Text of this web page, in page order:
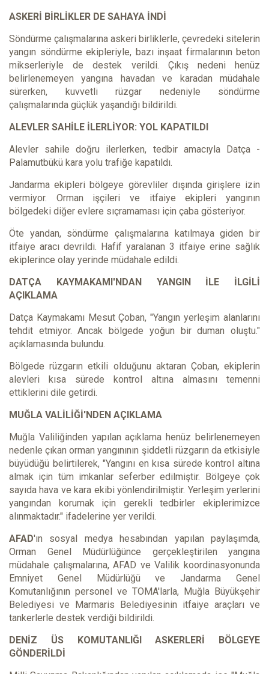
ASKERİ BİRLİKLER DE SAHAYA İNDİ
Söndürme çalışmalarına askeri birliklerle, çevredeki sitelerin
yangın söndürme ekipleriyle, bazı inşaat firmalarının beton
mikserleriyle de destek verildi. Çıkış nedeni henüz
belirlenemeyen yangına havadan ve karadan müdahale
sürerken, kuvvetli rüzgar nedeniyle söndürme
çalışmalarında güçlük yaşandığı bildirildi.
ALEVLER SAHİLE İLERLİYOR: YOL KAPATILDI
Alevler sahile doğru ilerlerken, tedbir amacıyla Datça -
Palamutbükü kara yolu trafiğe kapatıldı.
Jandarma ekipleri bölgeye görevliler dışında girişlere izin
vermiyor. Orman işçileri ve itfaiye ekipleri yangının
bölgedeki diğer evlere sıçramaması için çaba gösteriyor.
Öte yandan, söndürme çalışmalarına katılmaya giden bir
itfaiye aracı devrildi. Hafif yaralanan 3 itfaiye erine sağlık
ekiplerince olay yerinde müdahale edildi.
DATÇA KAYMAKAMI'NDAN YANGIN İLE İLGİLİ
AÇIKLAMA
Datça Kaymakamı Mesut Çoban, "Yangın yerleşim alanlarını
tehdit etmiyor. Ancak bölgede yoğun bir duman oluştu."
açıklamasında bulundu.
Bölgede rüzgarın etkili olduğunu aktaran Çoban, ekiplerin
alevleri kısa sürede kontrol altına almasını temenni
ettiklerini dile getirdi.
MUĞLA VALİLİĞİ'NDEN AÇIKLAMA
Muğla Valiliğinden yapılan açıklama henüz belirlenemeyen
nedenle çıkan orman yangınının şiddetli rüzgarın da etkisiyle
büyüdüğü belirtilerek, "Yangını en kısa sürede kontrol altına
almak için tüm imkanlar seferber edilmiştir. Bölgeye çok
sayıda hava ve kara ekibi yönlendirilmiştir. Yerleşim yerlerini
yangından korumak için gerekli tedbirler ekiplerimizce
alınmaktadır." ifadelerine yer verildi.
AFAD'ın sosyal medya hesabından yapılan paylaşımda,
Orman Genel Müdürlüğünce gerçekleştirilen yangına
müdahale çalışmalarına, AFAD ve Valilik koordinasyonunda
Emniyet Genel Müdürlüğü ve Jandarma Genel
Komutanlığının personel ve TOMA'larla, Muğla Büyükşehir
Belediyesi ve Marmaris Belediyesinin itfaiye araçları ve
tankerlerle destek verdiği bildirildi.
DENİZ ÜS KOMUTANLIĞI ASKERLERİ BÖLGEYE
GÖNDERİLDİ